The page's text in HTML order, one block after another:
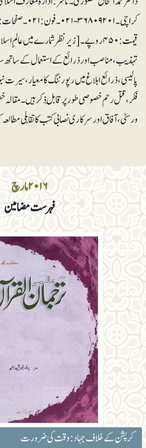
۲۰۱۶ مارچ
فہرست مضامین
کرپشن کے خلاف جہاد : وقت کی ضرورت
قیمت: ۴۵۰روپے۔ [زیرنظر شمارے میں عالمِ
تہذیب، مناصب اور ذرائع کے استعمال کے ساتھ
پالیسی، ذرائع ابلاغ میں رپورٹنگ کا معیار، سیرت
فکر، قتل رحم خصوصی طور پر قابلِ ذکر ہیں۔ مقالہ
ورسٹی، آفاق اور سرکاری نصابی کتب کا تقابلی